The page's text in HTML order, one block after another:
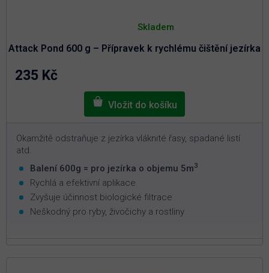
Attack Pond 600 g – Přípravek k rychlému čištění jezírka
hodnocení
je
5,0
Skladem
235 Kč
Okamžitě odstraňuje z jezírka vláknité řasy, spadané listí
atd.
Balení 600g = pro jezírka o objemu 5m3
Rychlá a efektivní aplikace
Zvyšuje účinnost biologické filtrace
Neškodný pro ryby, živočichy a rostliny